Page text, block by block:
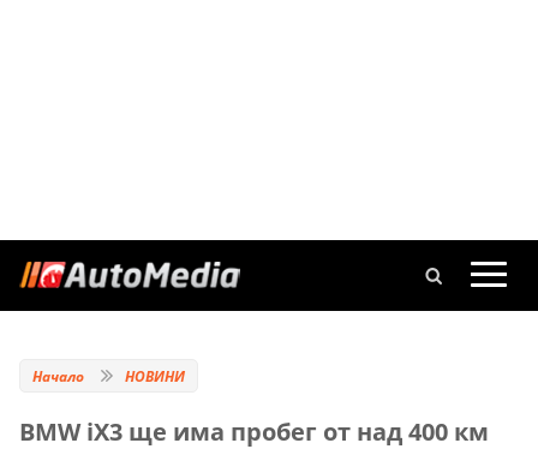
Начало НОВИНИ
BMW iX3 ще има пробег от над 400 км